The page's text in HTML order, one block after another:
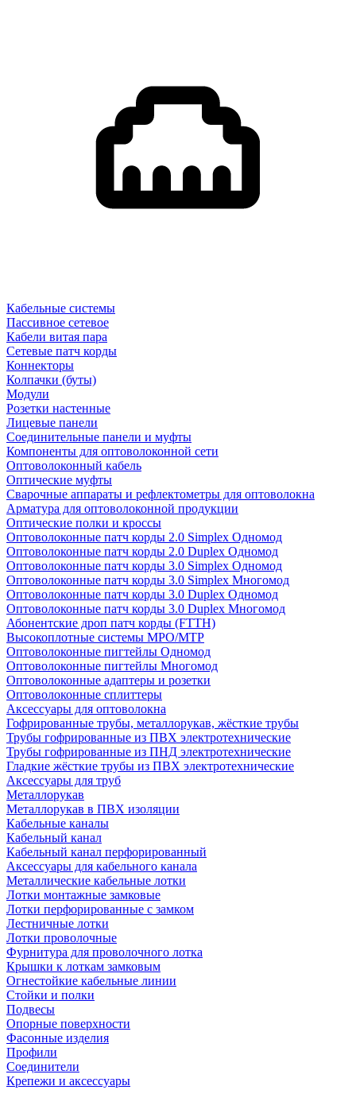
Кабельные системы
Пассивное сетевое
Кабели витая пара
Сетевые патч корды
Коннекторы
Колпачки (буты)
Модули
Розетки настенные
Лицевые панели
Соединительные панели и муфты
Компоненты для оптоволоконной сети
Оптоволоконный кабель
Оптические муфты
Сварочные аппараты и рефлектометры для оптоволокна
Арматура для оптоволоконной продукции
Оптические полки и кроссы
Оптоволоконные патч корды 2.0 Simplex Одномод
Оптоволоконные патч корды 2.0 Duplex Одномод
Оптоволоконные патч корды 3.0 Simplex Одномод
Оптоволоконные патч корды 3.0 Simplex Многомод
Оптоволоконные патч корды 3.0 Duplex Одномод
Оптоволоконные патч корды 3.0 Duplex Многомод
Абонентские дроп патч корды (FTTH)
Высокоплотные системы MPO/MTP
Оптоволоконные пигтейлы Одномод
Оптоволоконные пигтейлы Многомод
Оптоволоконные адаптеры и розетки
Оптоволоконные сплиттеры
Аксессуары для оптоволокна
Гофрированные трубы, металлорукав, жёсткие трубы
Трубы гофрированные из ПВХ электротехнические
Трубы гофрированные из ПНД электротехнические
Гладкие жёсткие трубы из ПВХ электротехнические
Аксессуары для труб
Металлорукав
Металлорукав в ПВХ изоляции
Кабельные каналы
Кабельный канал
Кабельный канал перфорированный
Аксессуары для кабельного канала
Металлические кабельные лотки
Лотки монтажные замковые
Лотки перфорированные с замком
Лестничные лотки
Лотки проволочные
Фурнитура для проволочного лотка
Крышки к лоткам замковым
Огнестойкие кабельные линии
Стойки и полки
Подвесы
Опорные поверхности
Фасонные изделия
Профили
Соединители
Крепежи и аксессуары